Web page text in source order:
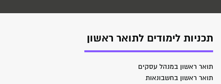
תכניות לימודים לתואר ראשון
תואר ראשון במנהל עסקים
תואר ראשון בחשבונאות